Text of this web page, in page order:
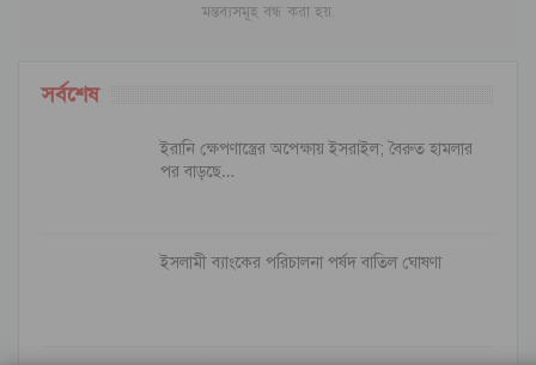
মন্তব্যসমূহ বন্ধ করা হয়.
সর্বশেষ
ইরানি ক্ষেপণাস্ত্রের অপেক্ষায় ইসরাইল; বৈরুত হামলার
পর বাড়ছে…
ইসলামী ব্যাংকের পরিচালনা পর্ষদ বাতিল ঘোষণা